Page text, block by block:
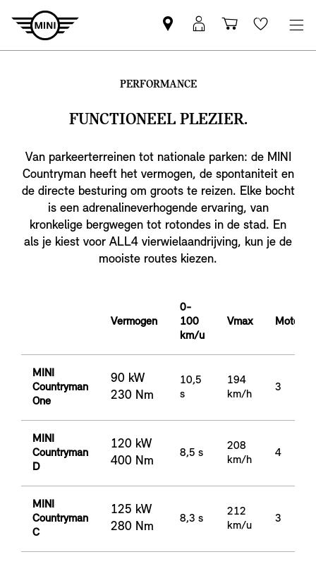
MINI
partner
MyMini-
login
Wishlist
PERFORMANCE
FUNCTIONEEL PLEZIER.
Van parkeerterreinen tot nationale parken: de MINI
Countryman heeft het vermogen, de spontaniteit en
de directe besturing om groots te reizen. Elke bocht
is een adrenalineverhogende ervaring, van
kronkelige bergwegen tot rotondes in de stad. En
als je kiest voor ALL4 vierwielaandrijving, kun je de
mooiste routes kiezen.
Vermogen
0-
100
km/u
Vmax
MINI
Countryman
One
90 kW
230 Nm
10,5
s
194
km/h
3
MINI
Countryman
D
120 kW
400 Nm
8,5 s
208
km/h
4
MINI
Countryman
C
125 kW
280 Nm
8,3 s
212
km/u
3